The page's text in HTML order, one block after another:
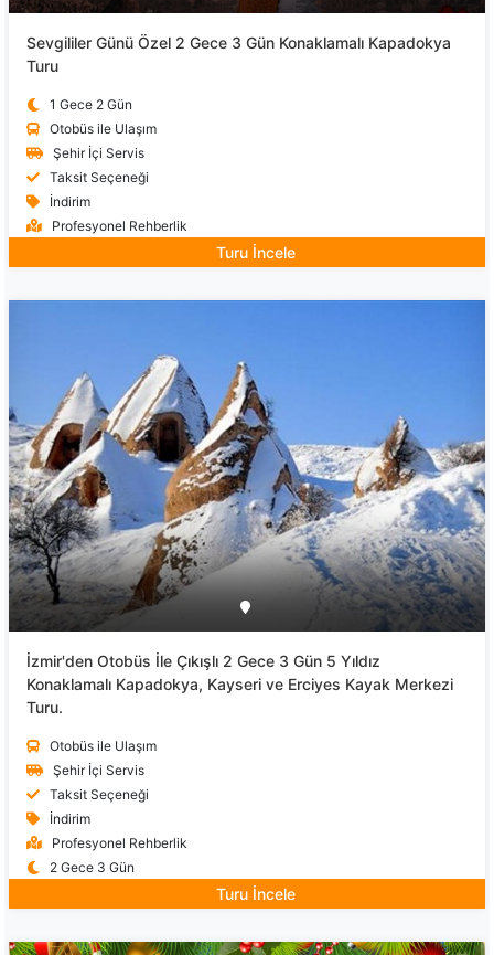
Sevgililer Günü Özel 2 Gece 3 Gün Konaklamalı Kapadokya
Turu
1 Gece 2 Gün
Otobüs ile Ulaşım
Şehir İçi Servis
Taksit Seçeneği
İndirim
Profesyonel Rehberlik
Turu İncele
İzmir'den Otobüs İle Çıkışlı 2 Gece 3 Gün 5 Yıldız
Konaklamalı Kapadokya, Kayseri ve Erciyes Kayak Merkezi
Turu.
Otobüs ile Ulaşım
Şehir İçi Servis
Taksit Seçeneği
İndirim
Profesyonel Rehberlik
2 Gece 3 Gün
Turu İncele